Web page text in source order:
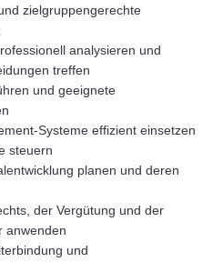
zielgruppengerechte
analysieren und
treffen
und geeignete
Systeme effizient einsetzen
steuern
planen und deren
der Vergütung und der
anwenden
und